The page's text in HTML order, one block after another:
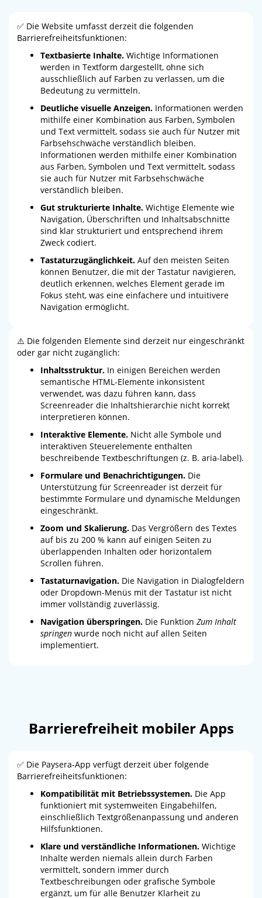
✅ Die Website umfasst derzeit die folgenden
Barrierefreiheitsfunktionen:
Textbasierte Inhalte. Wichtige Informationen
werden in Textform dargestellt, ohne sich
ausschließlich auf Farben zu verlassen, um die
Bedeutung zu vermitteln.
Deutliche visuelle Anzeigen. Informationen werden
mithilfe einer Kombination aus Farben, Symbolen
und Text vermittelt, sodass sie auch für Nutzer mit
Farbsehschwäche verständlich bleiben.
Informationen werden mithilfe einer Kombination
aus Farben, Symbolen und Text vermittelt, sodass
sie auch für Nutzer mit Farbsehschwäche
verständlich bleiben.
Gut strukturierte Inhalte. Wichtige Elemente wie
Navigation, Überschriften und Inhaltsabschnitte
sind klar strukturiert und entsprechend ihrem
Zweck codiert.
Tastaturzugänglichkeit. Auf den meisten Seiten
können Benutzer, die mit der Tastatur navigieren,
deutlich erkennen, welches Element gerade im
Fokus steht, was eine einfachere und intuitivere
Navigation ermöglicht.
⚠️ Die folgenden Elemente sind derzeit nur eingeschränkt
oder gar nicht zugänglich:
Inhaltsstruktur. In einigen Bereichen werden
semantische HTML-Elemente inkonsistent
verwendet, was dazu führen kann, dass
Screenreader die Inhaltshierarchie nicht korrekt
interpretieren können.
Interaktive Elemente. Nicht alle Symbole und
interaktiven Steuerelemente enthalten
beschreibende Textbeschriftungen (z. B. aria-label).
Formulare und Benachrichtigungen. Die
Unterstützung für Screenreader ist derzeit für
bestimmte Formulare und dynamische Meldungen
eingeschränkt.
Zoom und Skalierung. Das Vergrößern des Textes
auf bis zu 200 % kann auf einigen Seiten zu
überlappenden Inhalten oder horizontalem
Scrollen führen.
Tastaturnavigation. Die Navigation in Dialogfeldern
oder Dropdown-Menüs mit der Tastatur ist nicht
immer vollständig zuverlässig.
Navigation überspringen. Die Funktion Zum Inhalt
springen wurde noch nicht auf allen Seiten
implementiert.
Barrierefreiheit mobiler Apps
✅ Die Paysera-App verfügt derzeit über folgende
Barrierefreiheitsfunktionen:
Kompatibilität mit Betriebssystemen. Die App
funktioniert mit systemweiten Eingabehilfen,
einschließlich Textgrößenanpassung und anderen
Hilfsfunktionen.
Klare und verständliche Informationen. Wichtige
Inhalte werden niemals allein durch Farben
vermittelt, sondern immer durch
Textbeschreibungen oder grafische Symbole
ergänzt, um für alle Benutzer Klarheit zu